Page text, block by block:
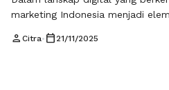
marketing Indonesia menjadi
digital tidak lagi bertumpu pada
person Citra• calendar_today 21/11/2025